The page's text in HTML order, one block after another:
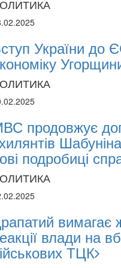
України до
продовжує
подробиці
вимагає
влади на
ТЦК